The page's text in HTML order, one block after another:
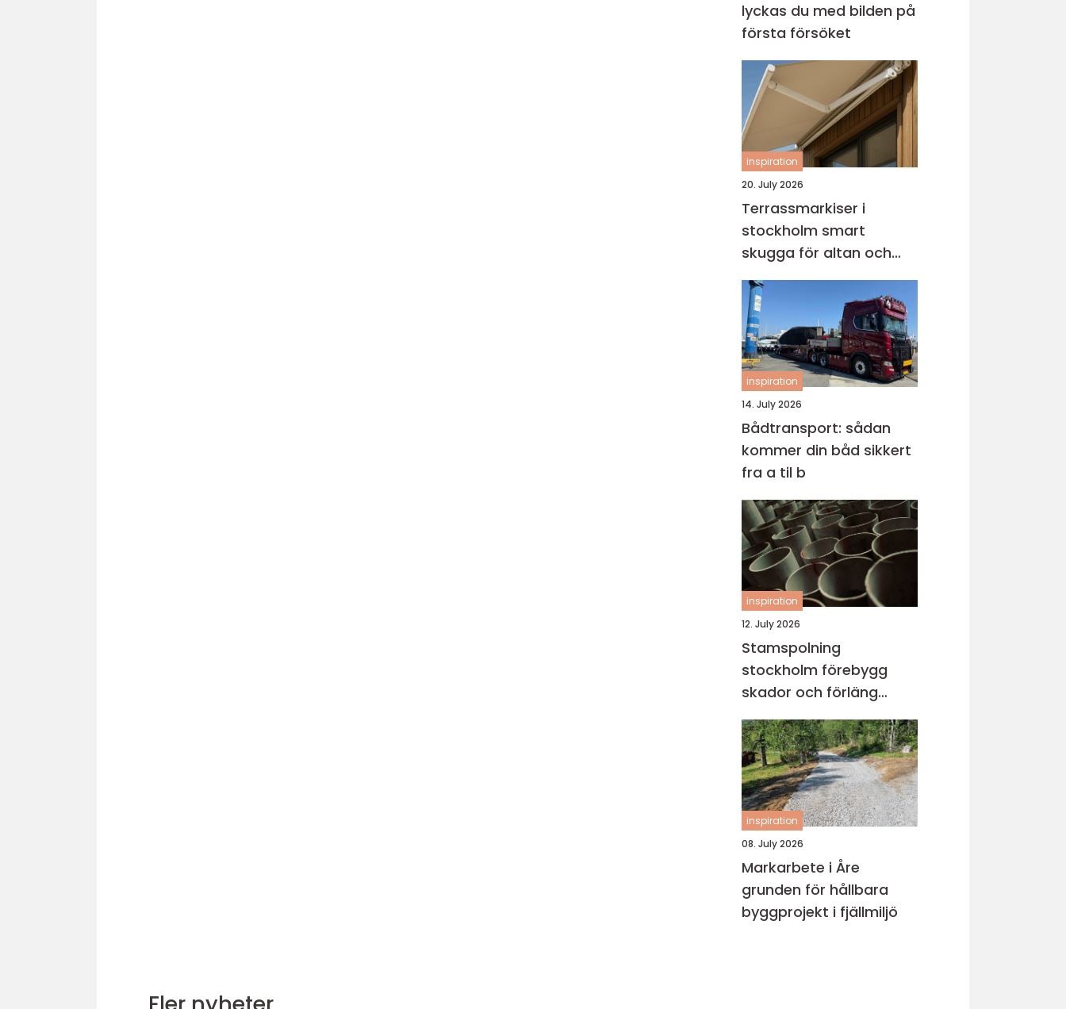
lyckas du med bilden på
första försöket
inspiration
20. July 2026
Terrassmarkiser i
stockholm smart
skugga för altan och
uteplats
inspiration
14. July 2026
Bådtransport: sådan
kommer din båd sikkert
fra a til b
inspiration
12. July 2026
Stamspolning
stockholm förebygg
skador och förläng
rörens livslängd
inspiration
08. July 2026
Markarbete i Åre
grunden för hållbara
byggprojekt i fjällmiljö